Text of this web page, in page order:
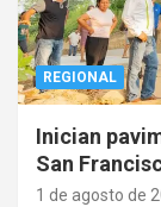
REGIONAL
Inician
San
1 de agosto de